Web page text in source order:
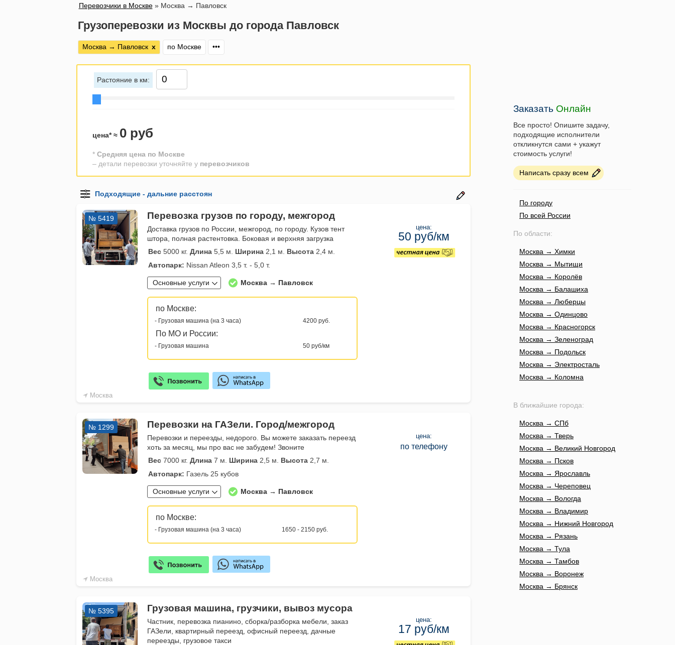
Перевозчики в Москве» Москва → Павловск
Грузоперевозки из Москвы до города Павловск
Москва → Павловск х по Москве •••
Растояние в км:
цена* ≈ 0 руб
* Средняя цена по Москве
– детали перевозки уточняйте у перевозчиков
Москва
№ 5419 Перевозка грузов по городу, межгород
Доставка грузов по России, межгород, по городу. Кузов тент
штора, полная растентовка. Боковая и верхняя загрузка
Вес 5000 кг. Длина 5,5 м. Ширина 2,1 м. Высота 2,4 м.
Автопарк: Nissan Atleon 3,5 т. - 5,0 т.
Основные услуги Москва → Павловск
по Москве:
- Грузовая машина (на 3 часа) 4200 руб.
По МО и России:
- Грузовая машина 50 руб/км
цена:
50 руб/км
Москва
№ 1299 Перевозки на ГАЗели. Город/межгород
Перевозки и переезды, недорого. Вы можете заказать переезд
хоть за месяц, мы про вас не забудем! Звоните
Вес 7000 кг. Длина 7 м. Ширина 2,5 м. Высота 2,7 м.
Автопарк: Газель 25 кубов
Основные услуги Москва → Павловск
по Москве:
- Грузовая машина (на 3 часа) 1650 - 2150 руб.
цена:
по телефону
№ 5395 Грузовая машина, грузчики, вывоз мусора
Частник, перевозка пианино, сборка/разборка мебели, заказ
ГАЗели, квартирный переезд, офисный переезд, дачные
переезды, грузовое такси
цена:
17 руб/км
Заказать Онлайн
Все просто! Опишите задачу,
подходящие исполнители
откликнутся сами + укажут
стоимость услуги!
Написать сразу всем
По городу
По всей России
По области:
Москва → Химки
Москва → Мытищи
Москва → Королёв
Москва → Балашиха
Москва → Люберцы
Москва → Одинцово
Москва → Красногорск
Москва → Зеленоград
Москва → Подольск
Москва → Электросталь
Москва → Коломна
В ближайшие города:
Москва → СПб
Москва → Тверь
Москва → Великий Новгород
Москва → Псков
Москва → Ярославль
Москва → Череповец
Москва → Вологда
Москва → Владимир
Москва → Нижний Новгород
Москва → Рязань
Москва → Тула
Москва → Тамбов
Москва → Воронеж
Москва → Брянск